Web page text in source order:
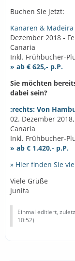
Buchen Sie jetzt:
Kanaren & Madeira
Dezember 2018 -
Canaria
Inkl. Frühbucher-
» ab € 625,- p.P.
Sie möchten
dabei sein?
:rechts: Von
02. Dezember
Canaria
Inkl. Frühbucher-
» ab € 1.420,- p.P.
» Hier finden Sie
Viele Grüße
Junita
Einmal editiert,
10:52)